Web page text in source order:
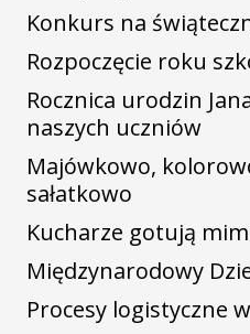
Konkurs na
Rozpoczęcie roku
Rocznica urodzin
naszych uczniów
Majówkowo,
sałatkowo
Kucharze gotują
Międzynarodowy
Procesy logistyczne